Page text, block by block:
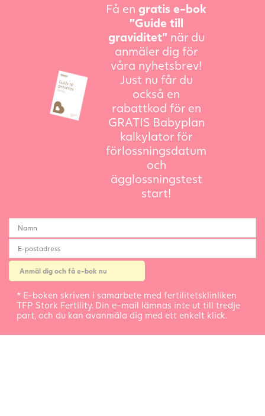
Få en gratis e-bok
”Guide till
graviditet”när du
anmäler dig för
våra nyhetsbrev!
Just nu får du
också en
rabattkod för en
GRATIS Babyplan
kalkylator för
förlossningsdatum
och
ägglossningstest
start!
* E-boken skriven i samarbete med fertilitetsklinliken
TFP Stork Fertility. Din e-mail lämnas inte ut till tredje
part, och du kan avanmäla dig med ett enkelt klick.